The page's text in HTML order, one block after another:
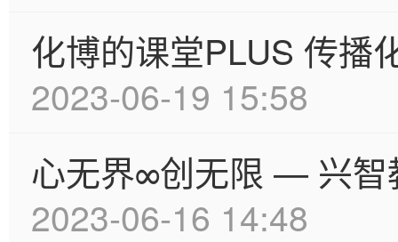
化博的课堂PLUS 传播
2023-06-19 15:58
心无界∞创无限 — 兴智
2023-06-16 14:48